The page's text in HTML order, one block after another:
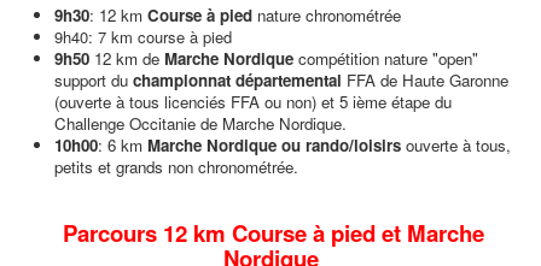
9h30: 12 km Course à pied nature chronométrée
9h40: 7 km course à pied
9h50 12 km de Marche Nordique compétition nature "open"
support du championnat départemental FFA de Haute Garonne
(ouverte à tous licenciés FFA ou non) et 5 ième étape du
Challenge Occitanie de Marche Nordique.
10h00: 6 km Marche Nordique ou rando/loisirs ouverte à tous,
petits et grands non chronométrée.
Parcours 12 km Course à pied et Marche
Nordique